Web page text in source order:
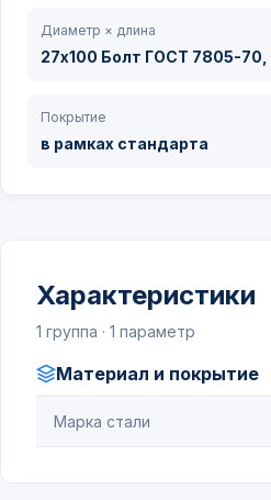
Диаметр × длина
27х100 Болт ГОСТ 7805-
Покрытие
в рамках стандарта
Характеристики
1 группа · 1 параметр
Материал и покрытие
Марка стали